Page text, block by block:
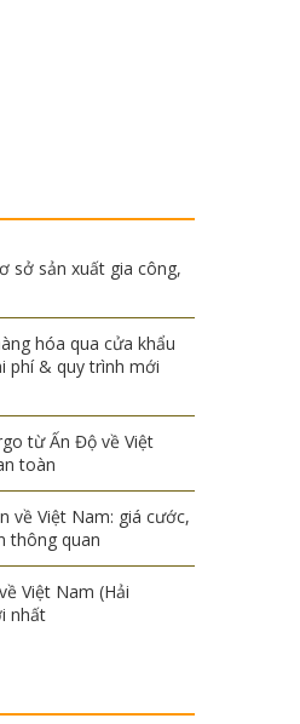
sở sản xuất gia công,
hóa qua cửa khẩu
phí & quy trình mới
từ Ấn Độ về Việt
toàn
về Việt Nam: giá cước,
thông quan
Việt Nam (Hải
nhất